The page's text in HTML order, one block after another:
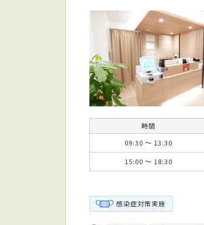
時間
09:30 ～ 13:30
15:00 ～ 18:30
感染症対策実施